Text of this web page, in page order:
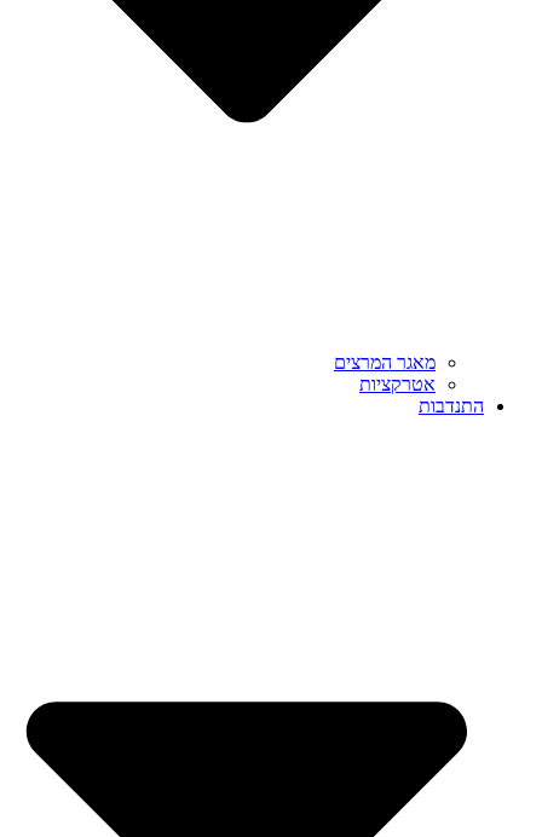
מאגר המרצים
אטרקציות
התנדבות